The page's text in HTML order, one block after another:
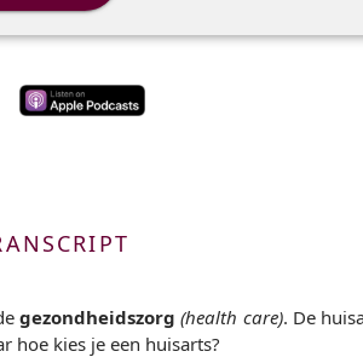
gezondheidszorg (health care). De
hoe kies je een huisarts?